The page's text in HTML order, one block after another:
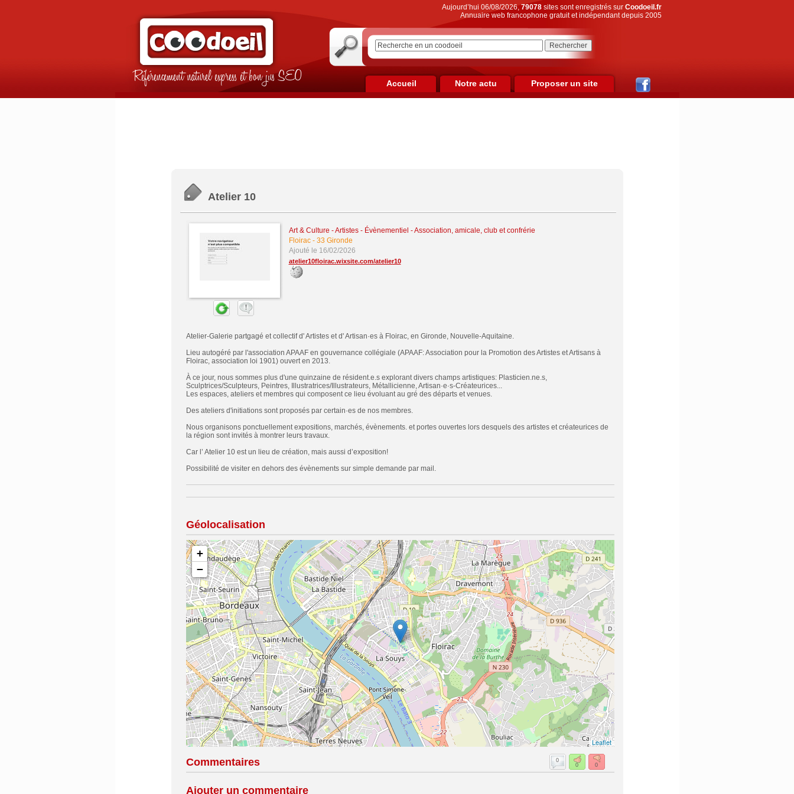
Référencement naturel express et bon jus SEO
Aujourd’hui 06/08/2026,79078sites sont enregistrés sur Coodoeil.fr
Annuaire web francophone gratuit et indépendant depuis 2005
Accueil Notre actu Proposer un site
Atelier 10
Art & Culture - Artistes - Évènementiel -Association, amicale, club et confrérie
Floirac- 33 Gironde
Ajouté le 16/02/2026
atelier10floirac.wixsite.com/atelier10
Atelier-Galerie partgagé et collectif d' Artistes et d' Artisan·es à Floirac, en Gironde, Nouvelle-Aquitaine.
Lieu autogéré par l'association APAAF en gouvernance collégiale (APAAF: Association pour la Promotion des Artistes et Artisans à
Floirac, association loi 1901) ouvert en 2013.
À ce jour, nous sommes plus d'une quinzaine de résident.e.s explorant divers champs artistiques: Plasticien.ne.s,
Sculptrices/Sculpteurs, Peintres, Illustratrices/Illustrateurs, Métallicienne, Artisan·e·s-Créateurices...
Les espaces, ateliers et membres qui composent ce lieu évoluant au gré des départs et venues.
Des ateliers d'initiations sont proposés par certain·es de nos membres.
Nous organisons ponctuellement expositions, marchés, évènements. et portes ouvertes lors desquels des artistes et créateurices de
la région sont invités à montrer leurs travaux.
Car l’ Atelier 10 est un lieu de création, mais aussi d’exposition!
Possibilité de visiter en dehors des évènements sur simple demande par mail.
Géolocalisation
+
−
Leaflet
Commentaires
0
0
0
Ajouter un commentaire